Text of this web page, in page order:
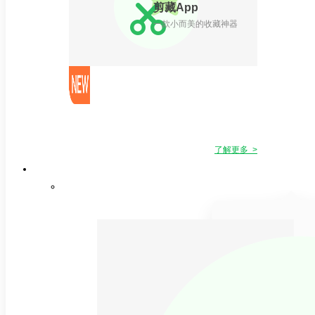
剪藏App
一款小而美的收藏神器
了解更多 >